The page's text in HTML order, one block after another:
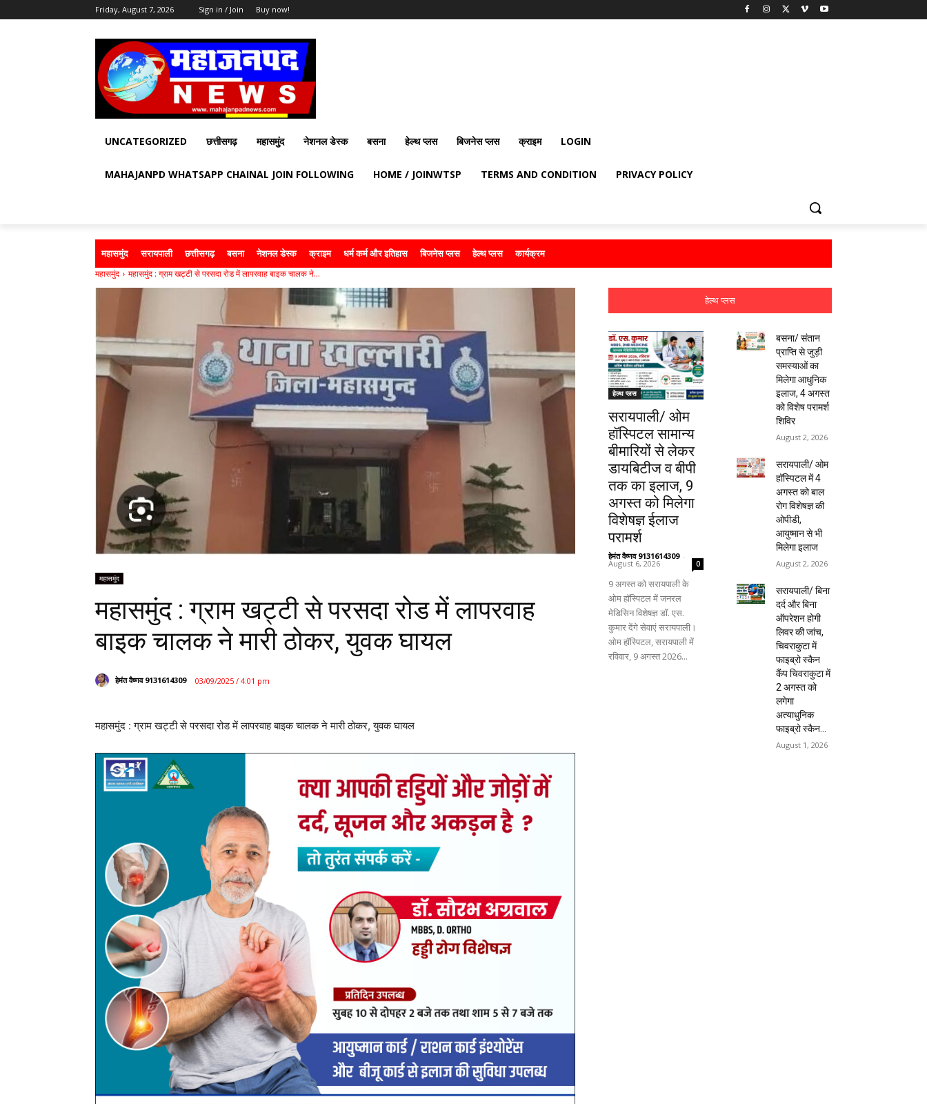
Friday, August 7, 2026 Sign in / Join Buy now!
UNCATEGORIZED छत्तीसगढ़ महासमुंद नेशनल डेस्क बसना हेल्थ प्लस बिजनेस प्लस क्राइम LOGIN
MAHAJANPD WHATSAPP CHAINAL JOIN FOLLOWING HOME / JOINWTSP TERMS AND CONDITION PRIVACY POLICY
महासमुंद सरायपाली छत्तीसगढ़ बसना नेशनल डेस्क क्राइम धर्म कर्म और इतिहास बिजनेस प्लस हेल्थ प्लस कार्यक्रम
महासमुंद महासमुंद : ग्राम खट्टी से परसदा रोड में लापरवाह बाइक चालक ने...
महासमुंद
महासमुंद : ग्राम खट्टी से परसदा रोड में लापरवाह
बाइक चालक ने मारी ठोकर, युवक घायल
हेमंत वैष्णव 9131614309 03/09/2025 / 4:01 pm
महासमुंद : ग्राम खट्टी से परसदा रोड में लापरवाह बाइक चालक ने मारी ठोकर, युवक घायल
हेल्थ प्लस
हेल्थ प्लस
सरायपाली/ ओम
हॉस्पिटल सामान्य
बीमारियों से लेकर
डायबिटीज व बीपी
तक का इलाज, 9
अगस्त को मिलेगा
विशेषज्ञ ईलाज
परामर्श
हेमंत वैष्णव 9131614309 -
August 6, 2026 0
9 अगस्त को सरायपाली के
ओम हॉस्पिटल में जनरल
मेडिसिन विशेषज्ञ डॉ. एस.
कुमार देंगे सेवाएं सरायपाली।
ओम हॉस्पिटल, सरायपाली में
रविवार, 9 अगस्त 2026...
बसना/ संतान
प्राप्ति से जुड़ी
समस्याओं का
मिलेगा आधुनिक
इलाज, 4 अगस्त
को विशेष परामर्श
शिविर
August 2, 2026
सरायपाली/ ओम
हॉस्पिटल में 4
अगस्त को बाल
रोग विशेषज्ञ की
ओपीडी,
आयुष्मान से भी
मिलेगा इलाज
August 2, 2026
सरायपाली/ बिना
दर्द और बिना
ऑपरेशन होगी
लिवर की जांच,
चिवराकुटा में
फाइब्रो स्कैन
कैंप चिवराकुटा में
2 अगस्त को
लगेगा
अत्याधुनिक
फाइब्रो स्कैन...
August 1, 2026